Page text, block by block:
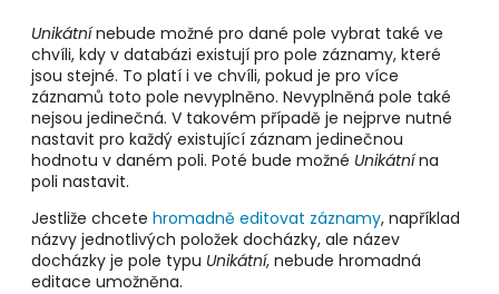
Unikátnínebude možné pro dané pole vybrat také ve
chvíli, kdy v databázi existují pro pole záznamy, které
jsou stejné. To platí i ve chvíli, pokud je pro více
záznamů toto pole nevyplněno. Nevyplněná pole také
nejsou jedinečná. V takovém případě je nejprve nutné
nastavit pro každý existující záznam jedinečnou
hodnotu v daném poli. Poté bude možné Unikátnína
poli nastavit.
Jestliže chcete hromadně editovat záznamy, například
názvy jednotlivých položek docházky, ale název
docházky je pole typu Unikátní, nebude hromadná
editace umožněna.